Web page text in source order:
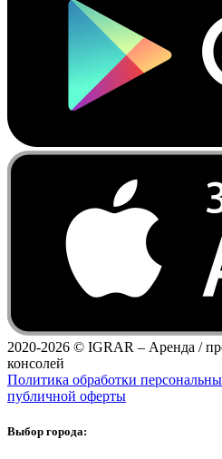
2020-2026 © IGRAR – Аренда /
консолей
Политика обработки
публичной оферты
Выбор города: